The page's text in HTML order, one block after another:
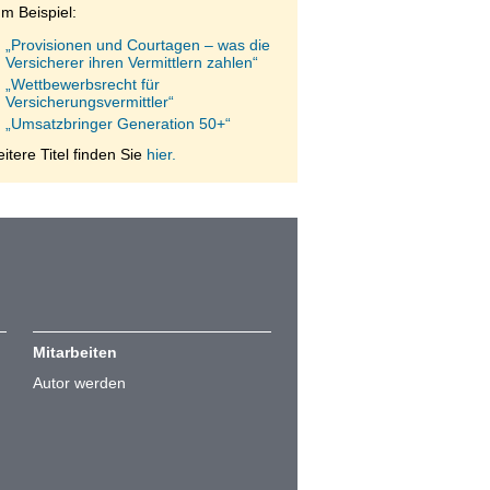
Beispiel:
„Provisionen und Courtagen – was die
Versicherer ihren Vermittlern zahlen“
„Wettbewerbsrecht für
Versicherungsvermittler“
„Umsatzbringer Generation 50+“
Titel finden Sie hier.
Mitarbeiten
Autor werden